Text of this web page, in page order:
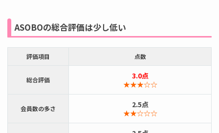
ASOBOの総合評価は少し低い
評価項目 点数
総合評価
3.0点
★★★☆☆
会員数の多さ
2.5点
★★☆☆☆